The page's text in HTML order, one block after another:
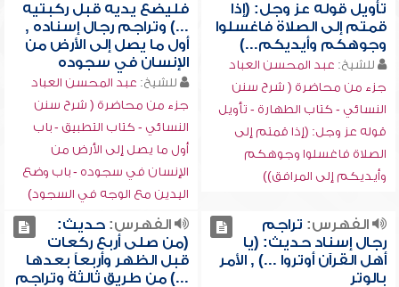
تأويل قوله عز وجل: (إذا
قمتم إلى الصلاة فاغسلوا
وجوهكم وأيديكم...)
للشيخ: عبد المحسن العباد
جزء من محاضرة ( شرح سنن
النسائي - كتاب الطهارة - تأويل
قوله عز وجل: (إذا قمتم إلى
الصلاة فاغسلوا وجوهكم
وأيديكم إلى المرافق))
فليضع يديه قبل ركبتيه
...) وتراجم رجال إسناده ,
أول ما يصل إلى الأرض من
الإنسان في سجوده
للشيخ: عبد المحسن العباد
جزء من محاضرة ( شرح سنن
النسائي - كتاب التطبيق - باب
أول ما يصل إلى الأرض من
الإنسان في سجوده - باب وضع
اليدين مع الوجه في السجود)
الفهرس: تراجم
رجال إسناد حديث: (يا
أهل القرآن أوتروا ...) , الأمر
بالوتر
الفهرس:حديث:
(من صلى أربع ركعات
قبل الظهر وأربعاً بعدها
...) من طريق ثالثة وتراجم